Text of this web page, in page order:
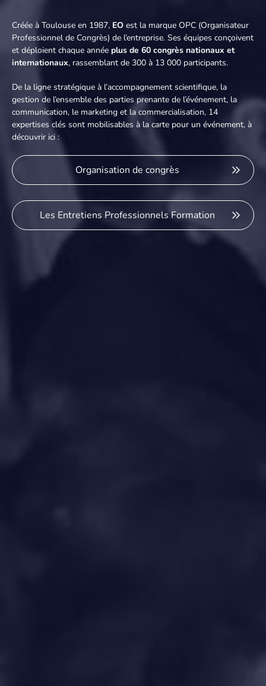
Créée à Toulouse en 1987, EO est la marque OPC (Organisateur
Professionnel de Congrès) de l’entreprise. Ses équipes conçoivent
et déploient chaque année plus de 60 congrès nationaux et
internationaux, rassemblant de 300 à 13 000 participants.
De la ligne stratégique à l’accompagnement scientifique, la
gestion de l’ensemble des parties prenante de l’événement, la
communication, le marketing et la commercialisation, 14
expertises clés sont mobilisables à la carte pour un événement, à
découvrir ici :
Organisation de congrès
Les Entretiens Professionnels Formation